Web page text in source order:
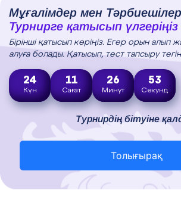
Мұғалімдер мен
Турнирге қатысып үлгеріңіз
Бірінші қатысып көріңіз. Егер орын алып
алуға болады. Қатысып, тест тапсыру тегін
24
Күн
11
Сағат
26
Минут
52
Секунд
Турнирдің бітуіне
Толығырақ